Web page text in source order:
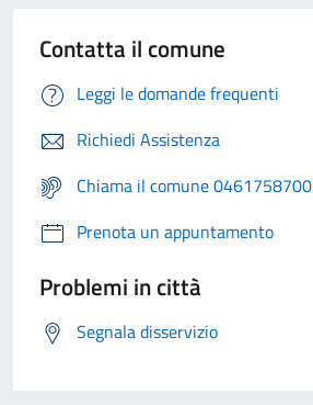
Contatta il comune
Leggi le domande frequenti
Richiedi Assistenza
Chiama il comune 0461758700
Prenota un appuntamento
Problemi in città
Segnala disservizio